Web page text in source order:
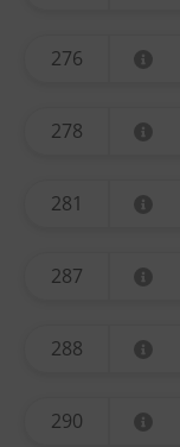
276
278
281
287
288
290